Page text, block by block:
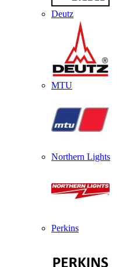
Deutz
MTU
Northern Lights
Perkins